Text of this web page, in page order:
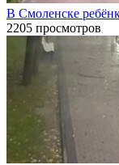
В Смоленске
2205 просмотров